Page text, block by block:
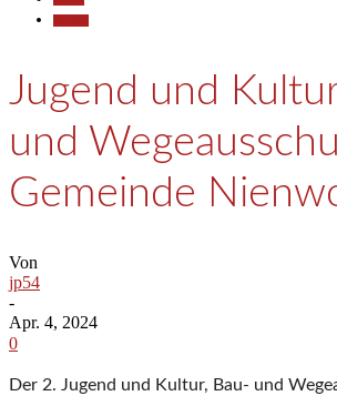
Jugend und
und
Gemeinde
Von
jp54
-
Apr. 4, 2024
0
Der 2. Jugend und Kultur, Bau- und